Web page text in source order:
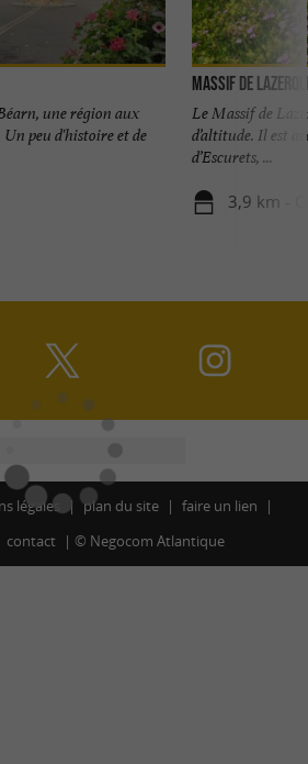
une région aux
Un peu d'histoire et de
Massif de
Le Massif de
d’altitude. Il est
d’Escurets, ...
3,9 km -
légales plan du site
faire un lien
contact © Negocom Atlantique